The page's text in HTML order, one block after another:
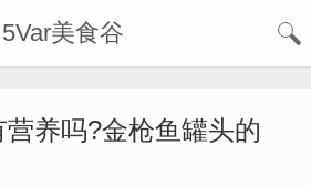
5Var美食谷
养吗?金枪鱼罐头的